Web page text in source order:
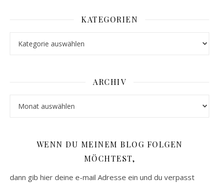
KATEGORIEN
ARCHIV
WENN DU MEINEM BLOG FOLGEN
MÖCHTEST,
dann gib hier deine e-mail Adresse ein und du verpasst